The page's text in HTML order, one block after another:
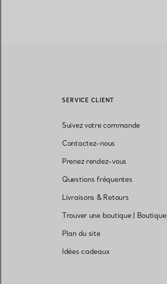
SERVICE CLIENT
Suivez votre commande
Contactez-nous
Prenez rendez-vous
Questions fréquentes
Livraisons & Retours
Trouver une boutique|
Boutique
Plan du site
Idées cadeaux